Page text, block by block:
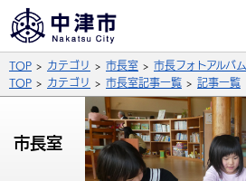
背景色
青
文字の大きさ
拡大 標準
公式SNS
サイト内検索
TOP カテゴリ 市長室 市長フォトアルバム
TOP
カテゴリ 市長室記事一覧 記事一覧
市長室